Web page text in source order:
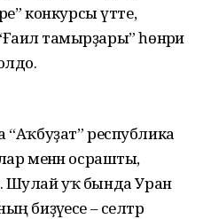
конкурсы үтте,
тамырҙары” һөнәри
республика
менән осрашты,
Шулай уҡ бында Уран
– селтәр